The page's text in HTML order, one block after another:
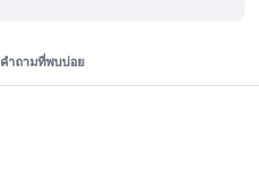
คำถามที่พบบ่อย